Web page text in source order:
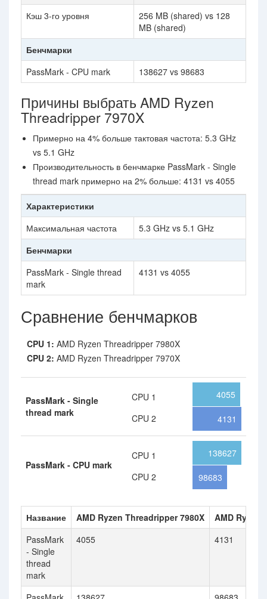
Кэш 3-го уровня
256 MB (shared) vs 128
MB (shared)
Бенчмарки
PassMark - CPU mark
138627 vs 98683
Причины выбрать AMD Ryzen
Threadripper 7970X
Примерно на 4% больше тактовая частота: 5.3 GHz
vs 5.1 GHz
Производительность в бенчмарке PassMark - Single
thread mark примерно на 2% больше: 4131 vs 4055
Характеристики
Максимальная частота
5.3 GHz vs 5.1 GHz
Бенчмарки
PassMark - Single thread
mark
4131 vs 4055
Сравнение бенчмарков
CPU 1: AMD Ryzen Threadripper 7980X
CPU 2: AMD Ryzen Threadripper 7970X
PassMark - Single
thread mark
CPU 1
CPU 2
4055
4131
PassMark - CPU mark
CPU 1
CPU 2
138627
98683
Название AMD Ryzen Threadripper 7980X
AMD Ryzen
PassMark
- Single
thread
mark
4055 4131